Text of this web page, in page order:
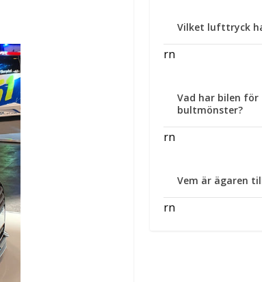
Vilket lufttryck
rn
Vad har bilen för
bultmönster?
rn
Vem är ägaren
rn